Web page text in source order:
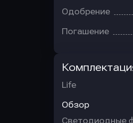
Одобрение
Погашение
Life
Обзор
Светодиодные